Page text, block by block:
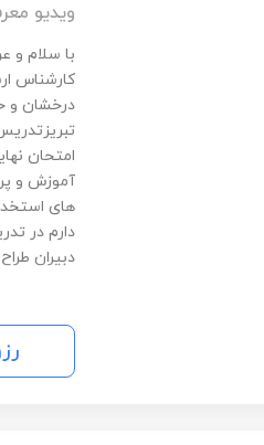
ویدیو
با سلام و
درخشان و
امتحان
های
دارم در
دبیران